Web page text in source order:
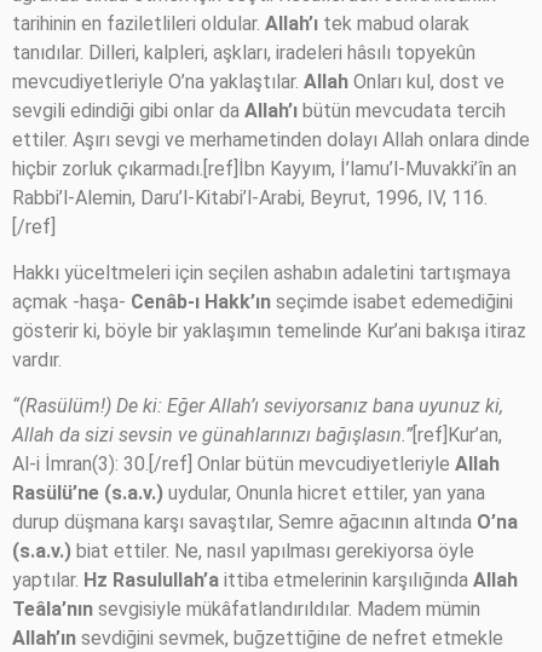
tarihinin en faziletlileri oldular. Allah’ı tek mabud olarak
tanıdılar. Dilleri, kalpleri, aşkları, iradeleri hâsılı topyekûn
mevcudiyetleriyle O’na yaklaştılar. Allah Onları kul, dost ve
sevgili edindiği gibi onlar da Allah’ı bütün mevcudata tercih
ettiler. Aşırı sevgi ve merhametinden dolayı Allah onlara dinde
hiçbir zorluk çıkarmadı.[ref]İbn Kayyım, İ’lamu’l-Muvakki’în an
Rabbi’l-Alemin, Daru’l-Kitabi’l-Arabi, Beyrut, 1996, IV, 116.
[/ref]
Hakkı yüceltmeleri için seçilen ashabın adaletini tartışmaya
açmak -haşa- Cenâb-ı Hakk’ın seçimde isabet edemediğini
gösterir ki, böyle bir yaklaşımın temelinde Kur’ani bakışa itiraz
vardır.
“(Rasülüm!) De ki: Eğer Allah’ı seviyorsanız bana uyunuz ki,
Allah da sizi sevsin ve günahlarınızı bağışlasın.” [ref]Kur’an,
Al-i İmran(3): 30.[/ref] Onlar bütün mevcudiyetleriyle Allah
Rasülü’ne (s.a.v.) uydular, Onunla hicret ettiler, yan yana
durup düşmana karşı savaştılar, Semre ağacının altında O’na
(s.a.v.) biat ettiler. Ne, nasıl yapılması gerekiyorsa öyle
yaptılar. Hz Rasulullah’a ittiba etmelerinin karşılığında Allah
Teâla’nın sevgisiyle mükâfatlandırıldılar. Madem mümin
Allah’ın sevdiğini sevmek, buğzettiğine de nefret etmekle